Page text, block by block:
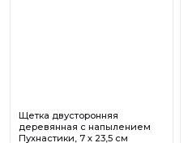
Щетка двусторонняя
деревянная с напылением
Пухнастики, 7 х 23,5 см